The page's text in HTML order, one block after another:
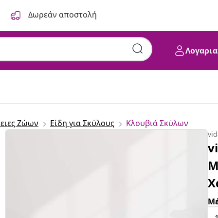
Δωρεάν αποστολή
Ζώων Είδη για Σκύλους Κλουβιά Σκύλων